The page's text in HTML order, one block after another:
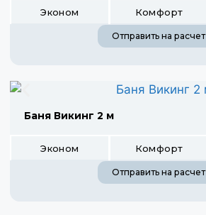
Эконом Комфорт
Отправить на расчет
Баня Викинг 2 м
Эконом Комфорт
Отправить на расчет